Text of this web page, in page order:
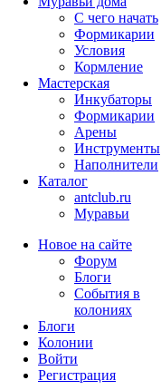
С чего начать
Формикарии
Условия
Кормление
Мастерская
Инкубаторы
Формикарии
Арены
Инструменты
Наполнители
Каталог
antclub.ru
Муравьи
Новое на сайте
Форум
Блоги
События в
колониях
Блоги
Колонии
Войти
Peгиcтpaция